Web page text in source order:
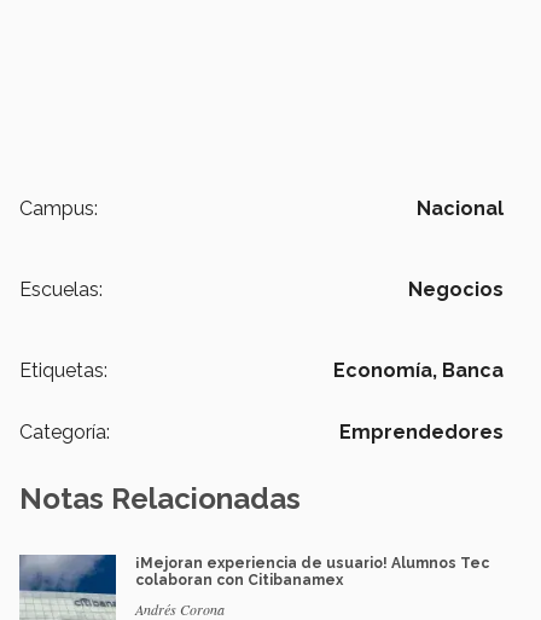
Campus: Nacional
Escuelas: Negocios
Etiquetas: Economía, Banca
Categoría: Emprendedores
Notas Relacionadas
¡Mejoran experiencia de usuario! Alumnos Tec
colaboran con Citibanamex
Andrés Corona